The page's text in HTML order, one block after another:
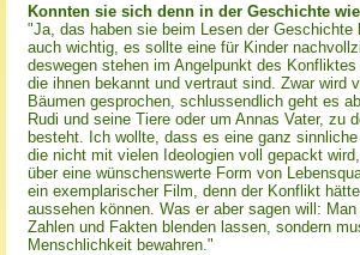
Konnten sie sich denn in der Geschichte
"Ja, das haben sie beim Lesen der Geschichte
auch wichtig, es sollte eine für Kinder
deswegen stehen im Angelpunkt des Konfliktes
die ihnen bekannt und vertraut sind. Zwar wird
Bäumen gesprochen, schlussendlich geht es
Rudi und seine Tiere oder um Annas Vater, zu
besteht. Ich wollte, dass es eine ganz sinnliche
die nicht mit vielen Ideologien voll gepackt
über eine wünschenswerte Form von
ein exemplarischer Film, denn der Konflikt
aussehen können. Was er aber sagen will:
Zahlen und Fakten blenden lassen, sondern
Menschlichkeit bewahren."